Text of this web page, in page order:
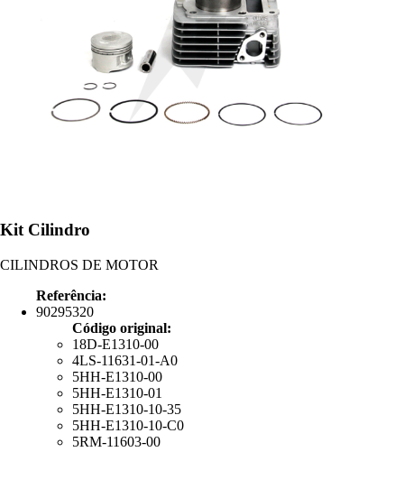
Kit Cilindro
CILINDROS DE MOTOR
Referência:
90295320
Código original:
18D-E1310-00
4LS-11631-01-A0
5HH-E1310-00
5HH-E1310-01
5HH-E1310-10-35
5HH-E1310-10-C0
5RM-11603-00